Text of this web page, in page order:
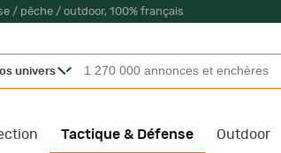
/ pêche / outdoor, 100% français
univers
Tactique & Défense Outdoor